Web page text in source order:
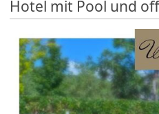
Hotel mit Pool und